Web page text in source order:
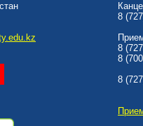
8
8
8
8